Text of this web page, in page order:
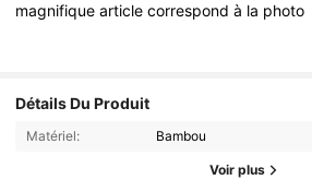
magnifiquearticlecorrespondà la photo
Détails Du Produit
Matériel: Bambou
Voir plus